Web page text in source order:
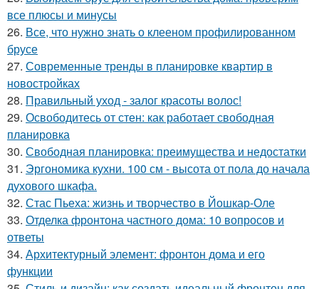
все плюсы и минусы
26. Все, что нужно знать о клееном профилированном
брусе
27. Современные тренды в планировке квартир в
новостройках
28. Правильный уход - залог красоты волос!
29. Освободитесь от стен: как работает свободная
планировка
30. Свободная планировка: преимущества и недостатки
31. Эргономика кухни. 100 см - высота от пола до начала
духового шкафа.
32. Стас Пьеха: жизнь и творчество в Йошкар-Оле
33. Отделка фронтона частного дома: 10 вопросов и
ответы
34. Архитектурный элемент: фронтон дома и его
функции